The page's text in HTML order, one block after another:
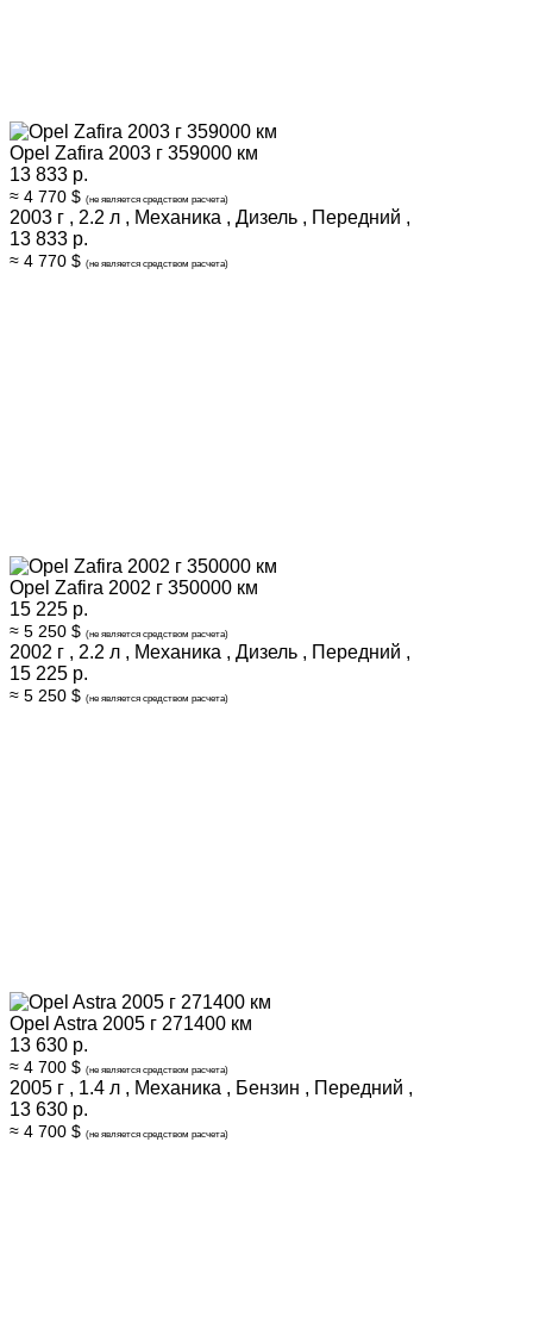
Opel Zafira 2003 г 359000 км
13 833 р.
≈ 4 770 $ (не является средством расчета)
2003 г , 2.2 л , Механика , Дизель , Передний ,
13 833 р.
≈ 4 770 $ (не является средством расчета)
Opel Zafira 2002 г 350000 км
15 225 р.
≈ 5 250 $ (не является средством расчета)
2002 г , 2.2 л , Механика , Дизель , Передний ,
15 225 р.
≈ 5 250 $ (не является средством расчета)
Opel Astra 2005 г 271400 км
13 630 р.
≈ 4 700 $ (не является средством расчета)
2005 г , 1.4 л , Механика , Бензин , Передний ,
13 630 р.
≈ 4 700 $ (не является средством расчета)